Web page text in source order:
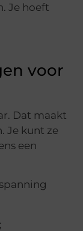
Je hoeft
voor
Dat maakt
Je kunt ze
een